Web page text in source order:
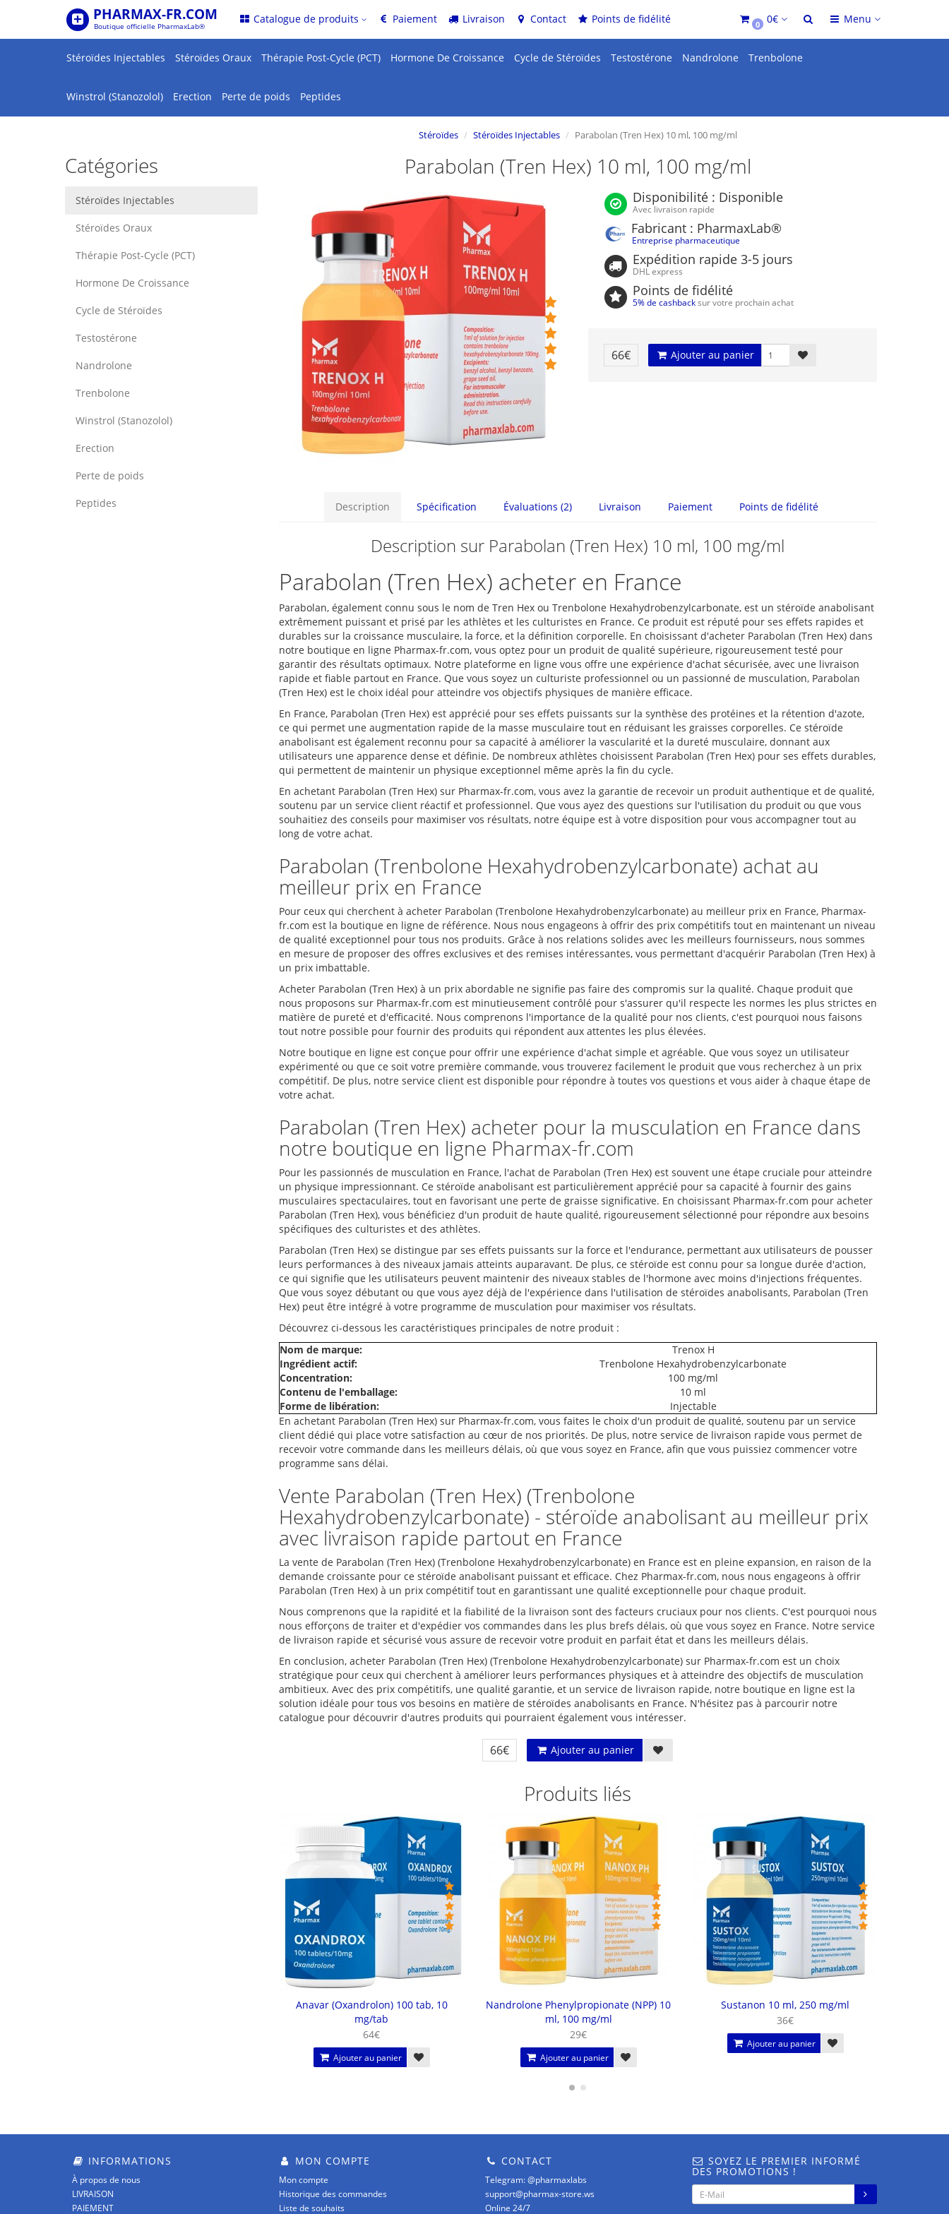
PHARMAX-FR.COM
Boutique officielle PharmaxLab®
Catalogue de produits Paiement Livraison Contact Points de fidélité 0 0€ Menu
Stéroïdes Injectables Stéroïdes Oraux Thérapie Post-Cycle (PCT) Hormone De Croissance Cycle de Stéroïdes Testostérone Nandrolone Trenbolone
Winstrol (Stanozolol) Erection Perte de poids Peptides
Catégories
Stéroïdes Injectables
Stéroïdes Oraux
Thérapie Post-Cycle (PCT)
Hormone De Croissance
Cycle de Stéroïdes
Testostérone
Nandrolone
Trenbolone
Winstrol (Stanozolol)
Erection
Perte de poids
Peptides
Stéroïdes Stéroïdes Injectables Parabolan (Tren Hex) 10 ml, 100 mg/ml
Parabolan (Tren Hex) 10 ml, 100 mg/ml
Disponibilité : Disponible
Avec livraison rapide
Fabricant : PharmaxLab®
Entreprise pharmaceutique
Expédition rapide 3-5 jours
DHL express
Points de fidélité
5% de cashbacksur votre prochain achat
66€ Ajouter au panier
Description Spécification Évaluations (2) Livraison Paiement Points de fidélité
Description sur Parabolan (Tren Hex) 10 ml, 100 mg/ml
Parabolan (Tren Hex) acheter en France
Parabolan, également connu sous le nom de Tren Hex ou Trenbolone Hexahydrobenzylcarbonate, est un stéroïde anabolisant
extrêmement puissant et prisé par les athlètes et les culturistes en France. Ce produit est réputé pour ses effets rapides et
durables sur la croissance musculaire, la force, et la définition corporelle. En choisissant d'acheter Parabolan (Tren Hex) dans
notre boutique en ligne Pharmax-fr.com, vous optez pour un produit de qualité supérieure, rigoureusement testé pour
garantir des résultats optimaux. Notre plateforme en ligne vous offre une expérience d'achat sécurisée, avec une livraison
rapide et fiable partout en France. Que vous soyez un culturiste professionnel ou un passionné de musculation, Parabolan
(Tren Hex) est le choix idéal pour atteindre vos objectifs physiques de manière efficace.
En France, Parabolan (Tren Hex) est apprécié pour ses effets puissants sur la synthèse des protéines et la rétention d'azote,
ce qui permet une augmentation rapide de la masse musculaire tout en réduisant les graisses corporelles. Ce stéroïde
anabolisant est également reconnu pour sa capacité à améliorer la vascularité et la dureté musculaire, donnant aux
utilisateurs une apparence dense et définie. De nombreux athlètes choisissent Parabolan (Tren Hex) pour ses effets durables,
qui permettent de maintenir un physique exceptionnel même après la fin du cycle.
En achetant Parabolan (Tren Hex) sur Pharmax-fr.com, vous avez la garantie de recevoir un produit authentique et de qualité,
soutenu par un service client réactif et professionnel. Que vous ayez des questions sur l'utilisation du produit ou que vous
souhaitiez des conseils pour maximiser vos résultats, notre équipe est à votre disposition pour vous accompagner tout au
long de votre achat.
Parabolan (Trenbolone Hexahydrobenzylcarbonate) achat au
meilleur prix en France
Pour ceux qui cherchent à acheter Parabolan (Trenbolone Hexahydrobenzylcarbonate) au meilleur prix en France, Pharmax-
fr.com est la boutique en ligne de référence. Nous nous engageons à offrir des prix compétitifs tout en maintenant un niveau
de qualité exceptionnel pour tous nos produits. Grâce à nos relations solides avec les meilleurs fournisseurs, nous sommes
en mesure de proposer des offres exclusives et des remises intéressantes, vous permettant d'acquérir Parabolan (Tren Hex) à
un prix imbattable.
Acheter Parabolan (Tren Hex) à un prix abordable ne signifie pas faire des compromis sur la qualité. Chaque produit que
nous proposons sur Pharmax-fr.com est minutieusement contrôlé pour s'assurer qu'il respecte les normes les plus strictes en
matière de pureté et d'efficacité. Nous comprenons l'importance de la qualité pour nos clients, c'est pourquoi nous faisons
tout notre possible pour fournir des produits qui répondent aux attentes les plus élevées.
Notre boutique en ligne est conçue pour offrir une expérience d'achat simple et agréable. Que vous soyez un utilisateur
expérimenté ou que ce soit votre première commande, vous trouverez facilement le produit que vous recherchez à un prix
compétitif. De plus, notre service client est disponible pour répondre à toutes vos questions et vous aider à chaque étape de
votre achat.
Parabolan (Tren Hex) acheter pour la musculation en France dans
notre boutique en ligne Pharmax-fr.com
Pour les passionnés de musculation en France, l'achat de Parabolan (Tren Hex) est souvent une étape cruciale pour atteindre
un physique impressionnant. Ce stéroïde anabolisant est particulièrement apprécié pour sa capacité à fournir des gains
musculaires spectaculaires, tout en favorisant une perte de graisse significative. En choisissant Pharmax-fr.com pour acheter
Parabolan (Tren Hex), vous bénéficiez d'un produit de haute qualité, rigoureusement sélectionné pour répondre aux besoins
spécifiques des culturistes et des athlètes.
Parabolan (Tren Hex) se distingue par ses effets puissants sur la force et l'endurance, permettant aux utilisateurs de pousser
leurs performances à des niveaux jamais atteints auparavant. De plus, ce stéroïde est connu pour sa longue durée d'action,
ce qui signifie que les utilisateurs peuvent maintenir des niveaux stables de l'hormone avec moins d'injections fréquentes.
Que vous soyez débutant ou que vous ayez déjà de l'expérience dans l'utilisation de stéroïdes anabolisants, Parabolan (Tren
Hex) peut être intégré à votre programme de musculation pour maximiser vos résultats.
Découvrez ci-dessous les caractéristiques principales de notre produit :
Nom de marque:
Trenox H
Ingrédient actif:
Trenbolone Hexahydrobenzylcarbonate
Concentration:
100 mg/ml
Contenu de l'emballage:
10 ml
Forme de libération:
Injectable
En achetant Parabolan (Tren Hex) sur Pharmax-fr.com, vous faites le choix d'un produit de qualité, soutenu par un service
client dédié qui place votre satisfaction au cœur de nos priorités. De plus, notre service de livraison rapide vous permet de
recevoir votre commande dans les meilleurs délais, où que vous soyez en France, afin que vous puissiez commencer votre
programme sans délai.
Vente Parabolan (Tren Hex) (Trenbolone
Hexahydrobenzylcarbonate) - stéroïde anabolisant au meilleur prix
avec livraison rapide partout en France
La vente de Parabolan (Tren Hex) (Trenbolone Hexahydrobenzylcarbonate) en France est en pleine expansion, en raison de la
demande croissante pour ce stéroïde anabolisant puissant et efficace. Chez Pharmax-fr.com, nous nous engageons à offrir
Parabolan (Tren Hex) à un prix compétitif tout en garantissant une qualité exceptionnelle pour chaque produit.
Nous comprenons que la rapidité et la fiabilité de la livraison sont des facteurs cruciaux pour nos clients. C'est pourquoi nous
nous efforçons de traiter et d'expédier vos commandes dans les plus brefs délais, où que vous soyez en France. Notre service
de livraison rapide et sécurisé vous assure de recevoir votre produit en parfait état et dans les meilleurs délais.
En conclusion, acheter Parabolan (Tren Hex) (Trenbolone Hexahydrobenzylcarbonate) sur Pharmax-fr.com est un choix
stratégique pour ceux qui cherchent à améliorer leurs performances physiques et à atteindre des objectifs de musculation
ambitieux. Avec des prix compétitifs, une qualité garantie, et un service de livraison rapide, notre boutique en ligne est la
solution idéale pour tous vos besoins en matière de stéroïdes anabolisants en France. N'hésitez pas à parcourir notre
catalogue pour découvrir d'autres produits qui pourraient également vous intéresser.
66€ Ajouter au panier
Produits liés
Anavar (Oxandrolon) 100 tab, 10
mg/tab
64€
Ajouter au panier
Nandrolone Phenylpropionate (NPP) 10
ml, 100 mg/ml
29€
Ajouter au panier
Sustanon 10 ml, 250 mg/ml
36€
Ajouter au panier
INFORMATIONS
À propos de nous
LIVRAISON
PAIEMENT
MON COMPTE
Mon compte
Historique des commandes
Liste de souhaits
CONTACT
Telegram: @pharmaxlabs
support@pharmax-store.ws
Online 24/7
SOYEZ LE PREMIER INFORMÉ
DES PROMOTIONS !